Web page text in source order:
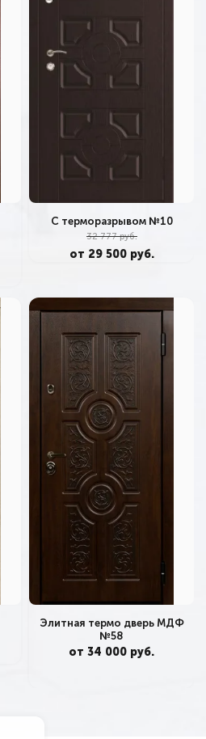
С терморазрывом №10
32 777 руб.
от 29 500 руб.
Элитная термо дверь МДФ
№58
от 34 000 руб.